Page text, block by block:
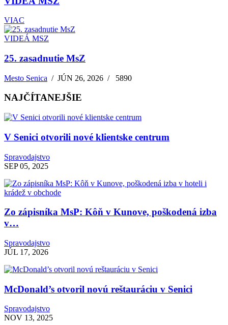
VIAC
VIDEÁ MSZ
25. zasadnutie MsZ
Mesto Senica /JÚN 26, 2026 / 5890
NAJČÍTANEJŠIE
V Senici otvorili nové klientske centrum
Spravodajstvo
SEP 05, 2025
Zo zápisníka MsP: Kôň v Kunove, poškodená izba
v…
Spravodajstvo
JÚL 17, 2026
McDonald’s otvoril novú reštauráciu v Senici
Spravodajstvo
NOV 13, 2025